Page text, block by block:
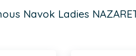
Navok Ladies